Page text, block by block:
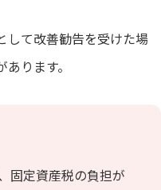
して改善勧告を受けた場
ります。
固定資産税の負担が